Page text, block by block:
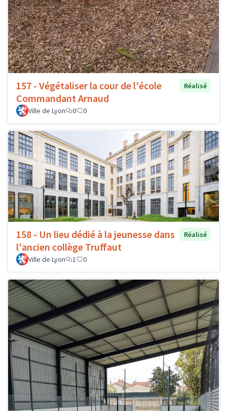
157 - Végétaliser la cour de l'école
Commandant Arnaud
Réalisé
Ville de Lyon 0 0
158 - Un lieu dédié à la jeunesse dans
l'ancien collège Truffaut
Réalisé
Ville de Lyon 1 0